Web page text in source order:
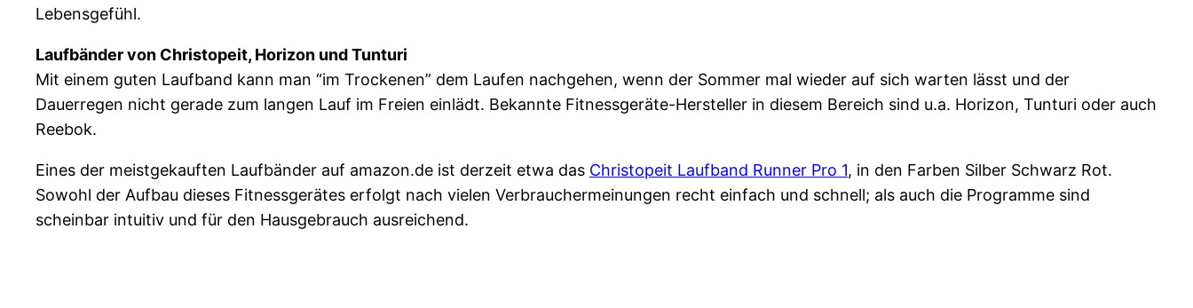
Lebensgefühl.
Laufbänder von Christopeit, Horizon und Tunturi
Mit einem guten Laufband kann man “im Trockenen” dem Laufen nachgehen, wenn der Sommer mal wieder auf sich warten lässt und der
Dauerregen nicht gerade zum langen Lauf im Freien einlädt. Bekannte Fitnessgeräte-Hersteller in diesem Bereich sind u.a. Horizon, Tunturi oder auch
Reebok.
Eines der meistgekauften Laufbänder auf amazon.de ist derzeit etwa das Christopeit Laufband Runner Pro 1, in den Farben Silber Schwarz Rot.
Sowohl der Aufbau dieses Fitnessgerätes erfolgt nach vielen Verbrauchermeinungen recht einfach und schnell; als auch die Programme sind
scheinbar intuitiv und für den Hausgebrauch ausreichend.